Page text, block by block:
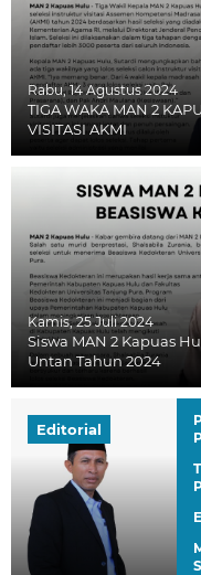
Rabu, 14 Agustus 2024
TIGA WAKA MAN 2
VISITASI AKMI
Kamis, 25 Juli 2024
Siswa MAN 2 Kapuas
Untan Tahun 2024
Editorial